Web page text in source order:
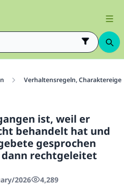
Verhaltensregeln,
ist, weil er
behandelt hat und
gesprochen
rechtgeleitet
2026 4,289